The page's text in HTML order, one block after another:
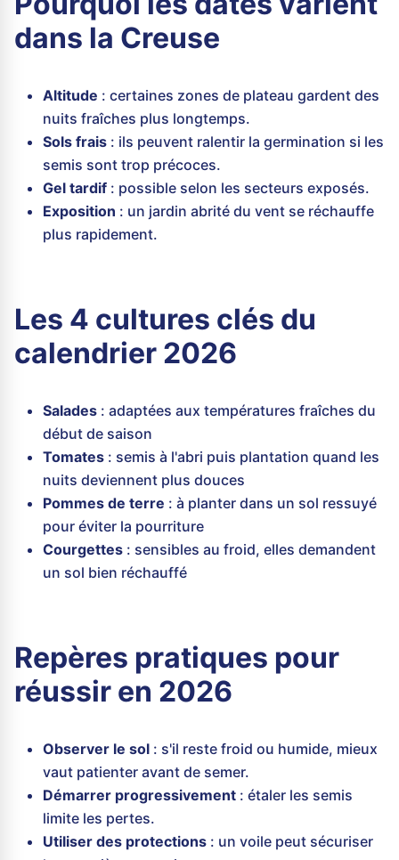
dans la Creuse
Altitude : certaines zones de plateau gardent des
nuits fraîches plus longtemps.
Sols frais : ils peuvent ralentir la germination si les
semis sont trop précoces.
Gel tardif : possible selon les secteurs exposés.
Exposition : un jardin abrité du vent se réchauffe
plus rapidement.
Les 4 cultures clés du
calendrier 2026
Salades : adaptées aux températures fraîches du
début de saison
Tomates : semis à l'abri puis plantation quand les
nuits deviennent plus douces
Pommes de terre : à planter dans un sol ressuyé
pour éviter la pourriture
Courgettes : sensibles au froid, elles demandent
un sol bien réchauffé
Repères pratiques pour
réussir en 2026
Observer le sol : s'il reste froid ou humide, mieux
vaut patienter avant de semer.
Démarrer progressivement : étaler les semis
limite les pertes.
Utiliser des protections : un voile peut sécuriser